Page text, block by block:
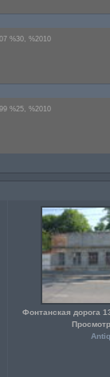
%30, %2010
%25, %2010
Фонтанская дорога